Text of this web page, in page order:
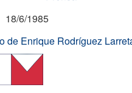
18/6/1985
de Enrique Rodríguez